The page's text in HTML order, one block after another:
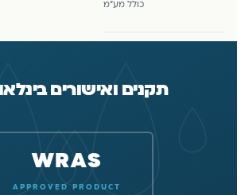
כולל מע״מ
תקנים ואישורים
WRAS
APPROVED PRODUCT